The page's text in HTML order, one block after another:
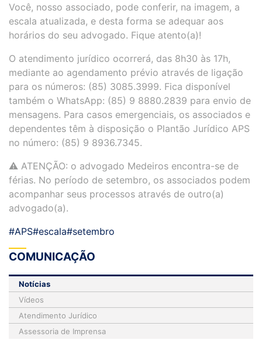
Você, nosso associado, pode conferir, na imagem, a
escala atualizada, e desta forma se adequar aos
horários do seu advogado. Fique atento(a)!
O atendimento jurídico ocorrerá, das 8h30 às 17h,
mediante ao agendamento prévio através de ligação
para os números: (85) 3085.3999. Fica disponível
também o WhatsApp: (85) 9 8880.2839 para envio de
mensagens. Para casos emergenciais, os associados e
dependentes têm à disposição o Plantão Jurídico APS
no número: (85) 9 8936.7345.
⚠️ ATENÇÃO: o advogado Medeiros encontra-se de
férias. No período de setembro, os associados podem
acompanhar seus processos através de outro(a)
advogado(a).
#APS#escala#setembro
COMUNICAÇÃO
Notícias
Vídeos
Atendimento Jurídico
Assessoria de Imprensa